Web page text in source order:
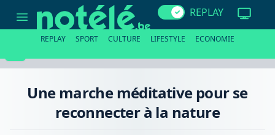
marche
méditative
REPLAY
REPLAY SPORT CULTURE LIFESTYLE ECONOMIE
Une marche méditative pour se
reconnecter à la nature